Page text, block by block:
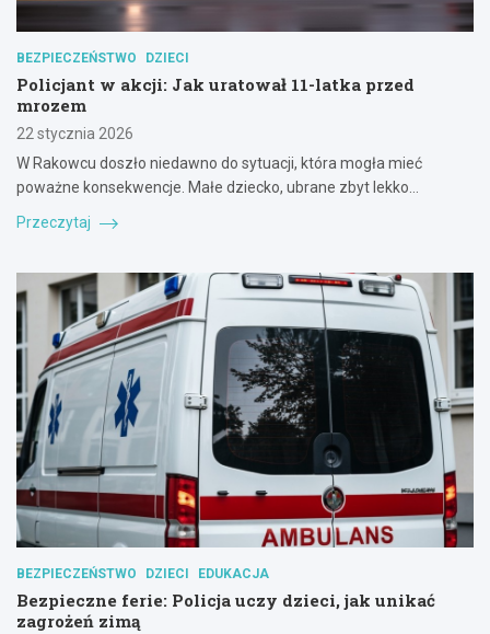
BEZPIECZEŃSTWO DZIECI
Policjant w akcji: Jak uratował 11-latka przed
mrozem
22 stycznia 2026
W Rakowcu doszło niedawno do sytuacji, która mogła mieć
poważne konsekwencje. Małe dziecko, ubrane zbyt lekko…
Przeczytaj
BEZPIECZEŃSTWO DZIECI EDUKACJA
Bezpieczne ferie: Policja uczy dzieci, jak unikać
zagrożeń zimą